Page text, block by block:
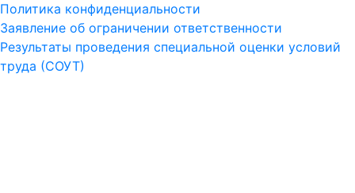
Политика конфиденциальности
Заявление об ограничении ответственности
Результаты проведения специальной оценки условий
труда (СОУТ)